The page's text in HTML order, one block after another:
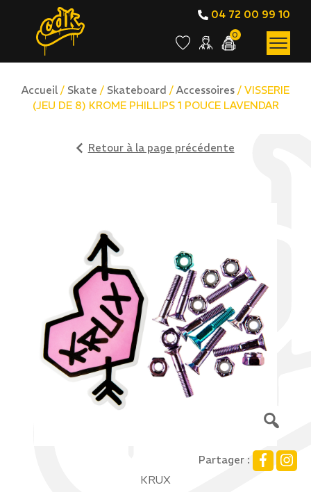
04 72 00 99 10
0
Accueil / Skate / Skateboard / Accessoires / VISSERIE
(JEU DE 8) KROME PHILLIPS 1 POUCE LAVENDAR
Retour à la page précédente
Partager :
KRUX